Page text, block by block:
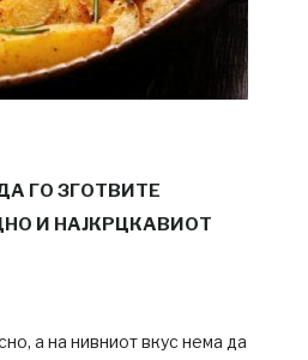
ГО ЗГОТВИТЕ
И НАЈКРЦКАВИОТ
а на нивниот вкус нема да